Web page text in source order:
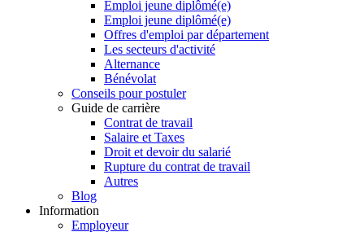
Emploi jeune diplômé(e)
Emploi jeune diplômé(e)
Offres d'emploi par département
Les secteurs d'activité
Alternance
Bénévolat
Conseils pour postuler
Guide de carrière
Contrat de travail
Salaire et Taxes
Droit et devoir du salarié
Rupture du contrat de travail
Autres
Blog
Information
Employeur